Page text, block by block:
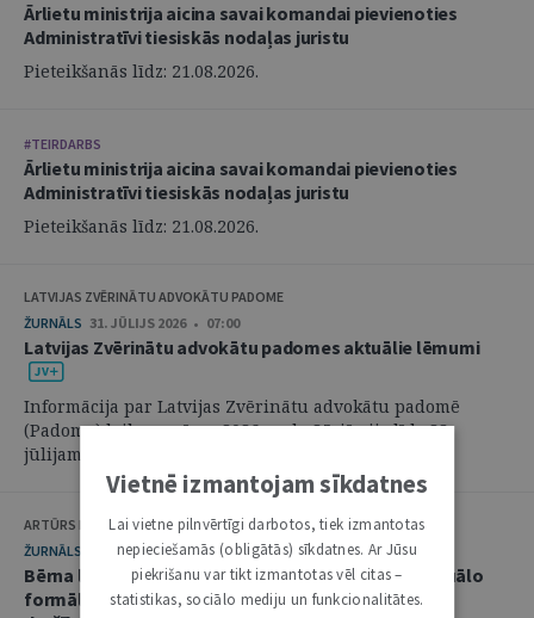
Ārlietu ministrija aicina savai komandai pievienoties
Administratīvi tiesiskās nodaļas juristu
Pieteikšanās līdz: 21.08.2026.
#TEIRDARBS
Ārlietu ministrija aicina savai komandai pievienoties
Administratīvi tiesiskās nodaļas juristu
Pieteikšanās līdz: 21.08.2026.
LATVIJAS ZVĒRINĀTU ADVOKĀTU PADOME
ŽURNĀLS 31. JŪLIJS 2026 • 07:00
Latvijas Zvērinātu advokātu padomes aktuālie lēmumi
Informācija par Latvijas Zvērinātu advokātu padomē
(Padome) laikposmā no 2026. gada 25. jūnija līdz 28.
jūlijam pieņemtajiem lēmumiem. ...
ARTŪRS KURBATOVS, INGA KUDEIKINA, MARTA URBĀNE
ŽURNĀLS
29. JŪLIJS 2026 • 08:00
Bērna labākās intereses civilprocesā: starp procesuālo
formālismu un pienākumu nekavējoties reaģēt uz
Vietnē izmantojam sīkdatnes
Lai vietne pilnvērtīgi darbotos, tiek izmantotas
nepieciešamās (obligātās) sīkdatnes. Ar Jūsu
piekrišanu var tikt izmantotas vēl citas –
statistikas, sociālo mediju un funkcionalitātes.